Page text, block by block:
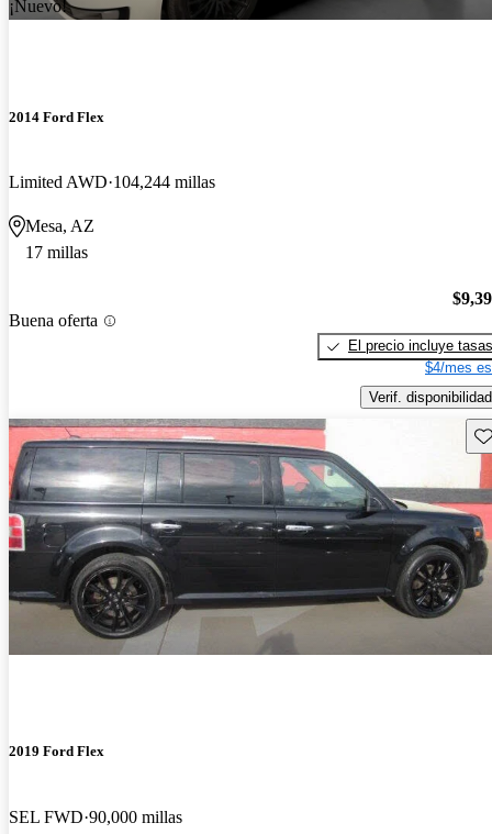
¡Nuevo!
2014 Ford Flex
Limited AWD 104,244 millas
Mesa, AZ
17 millas
Buena oferta
El precio incluye tasas
$4/mes
Verif. disponibilidad
2019 Ford Flex
SEL FWD 90,000 millas